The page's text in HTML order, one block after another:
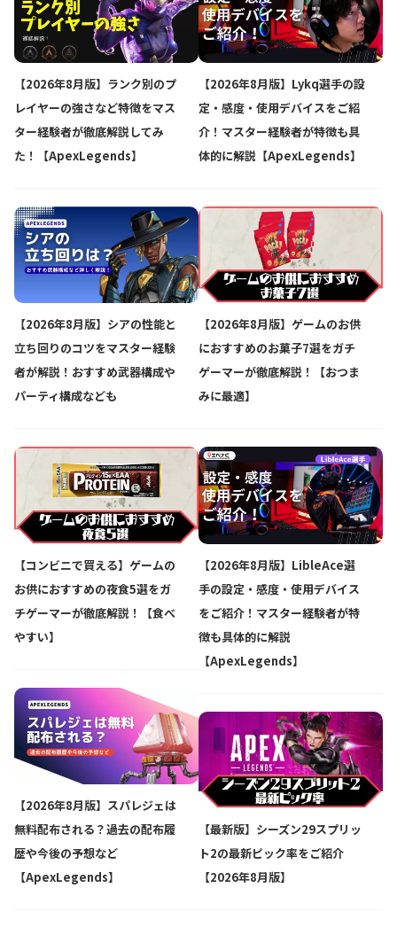
【2026年8月版】ランク別のプ
レイヤーの強さなど特徴をマス
ター経験者が徹底解説してみ
た！【ApexLegends】
【2026年8月版】シアの性能と
立ち回りのコツをマスター経験
者が解説！おすすめ武器構成や
パーティ構成なども
【コンビニで買える】ゲームの
お供におすすめの夜食5選をガ
チゲーマーが徹底解説！【食べ
やすい】
【2026年8月版】スパレジェは
無料配布される？過去の配布履
歴や今後の予想など
【ApexLegends】
【2026年8月版】Lykq選手の設
定・感度・使用デバイスをご紹
介！マスター経験者が特徴も具
体的に解説【ApexLegends】
【2026年8月版】ゲームのお供
におすすめのお菓子7選をガチ
ゲーマーが徹底解説！【おつま
みに最適】
【2026年8月版】LibleAce選
手の設定・感度・使用デバイス
をご紹介！マスター経験者が特
徴も具体的に解説
【ApexLegends】
【最新版】シーズン29スプリッ
ト2の最新ピック率をご紹介
【2026年8月版】